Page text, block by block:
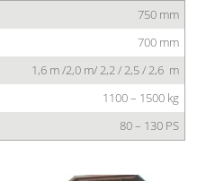
750 mm
700 mm
1,6 m /2,0 m/ 2,2 / 2,5 / 2,6 m
1100 – 1500 kg
80 – 130 PS